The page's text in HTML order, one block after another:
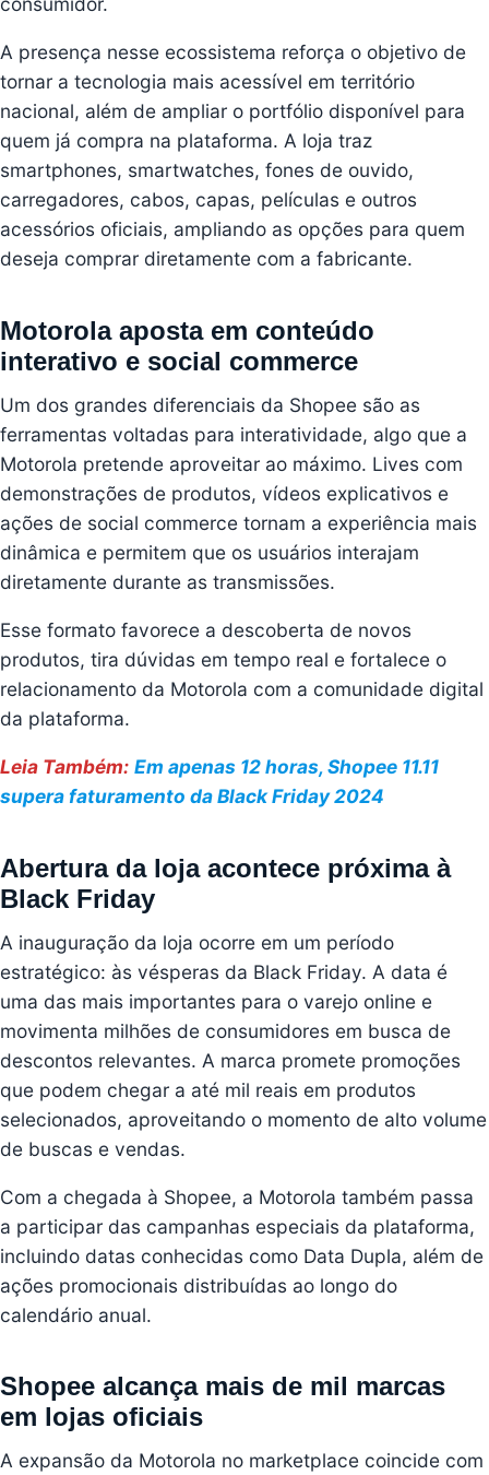
A presença nesse ecossistema reforça o objetivo de
tornar a tecnologia mais acessível em território
nacional, além de ampliar o portfólio disponível para
quem já compra na plataforma. A loja traz
smartphones, smartwatches, fones de ouvido,
carregadores, cabos, capas, películas e outros
acessórios oficiais, ampliando as opções para quem
deseja comprar diretamente com a fabricante.
Motorola aposta em conteúdo
interativo e social commerce
Um dos grandes diferenciais da Shopee são as
ferramentas voltadas para interatividade, algo que a
Motorola pretende aproveitar ao máximo. Lives com
demonstrações de produtos, vídeos explicativos e
ações de social commerce tornam a experiência mais
dinâmica e permitem que os usuários interajam
diretamente durante as transmissões.
Esse formato favorece a descoberta de novos
produtos, tira dúvidas em tempo real e fortalece o
relacionamento da Motorola com a comunidade digital
da plataforma.
Leia Também: Em apenas 12 horas, Shopee 11.11
supera faturamento da Black Friday 2024
Abertura da loja acontece próxima à
Black Friday
A inauguração da loja ocorre em um período
estratégico: às vésperas da Black Friday. A data é
uma das mais importantes para o varejo online e
movimenta milhões de consumidores em busca de
descontos relevantes. A marca promete promoções
que podem chegar a até mil reais em produtos
selecionados, aproveitando o momento de alto volume
de buscas e vendas.
Com a chegada à Shopee, a Motorola também passa
a participar das campanhas especiais da plataforma,
incluindo datas conhecidas como Data Dupla, além de
ações promocionais distribuídas ao longo do
calendário anual.
Shopee alcança mais de mil marcas
em lojas oficiais
A expansão da Motorola no marketplace coincide com